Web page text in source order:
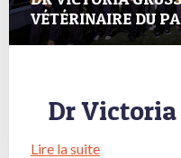
VÉTÉRINAIRE DU
Dr
Lire la suite